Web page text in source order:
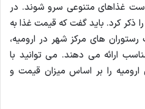
غذاهای متنوعی سرو شوند. در
ذکر کرد. باید گفت که قیمت غذا به
های مرکز شهر در ارومیه،
ارائه می دهند. می توانید با
را بر اساس میزان قیمت و